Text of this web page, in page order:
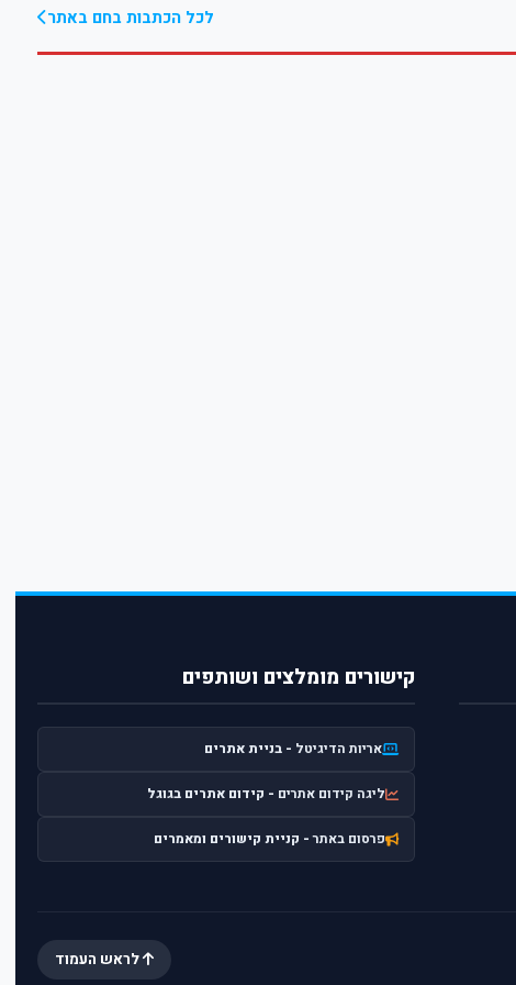
לכל הכתבות בחם באתר
קישורים מומלצים ושותפים
אריות הדיגיטל - בניית אתרים
ליגה קידום אתרים - קידום אתרים בגוגל
פרסום באתר- קניית קישורים ומאמרים
לראש העמוד